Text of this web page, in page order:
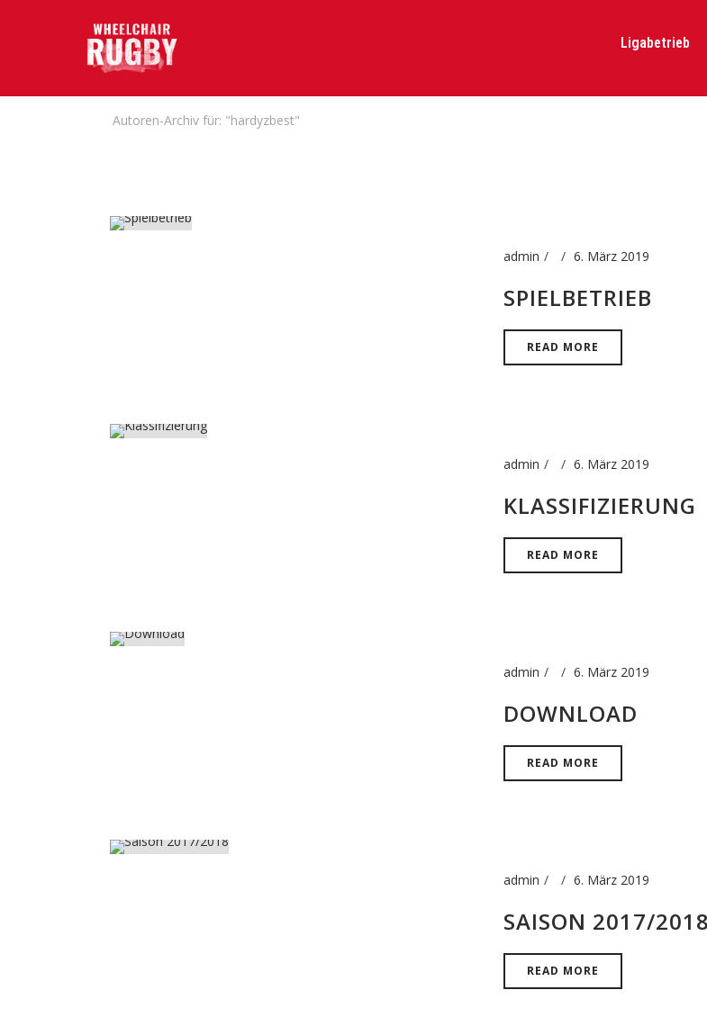
Ligabetrieb
Autoren-Archiv für: "hardyzbest"
admin 6. März 2019
SPIELBETRIEB
READ MORE
admin 6. März 2019
KLASSIFIZIERUNG
READ MORE
admin 6. März 2019
DOWNLOAD
READ MORE
admin 6. März 2019
SAISON 2017/2018
READ MORE